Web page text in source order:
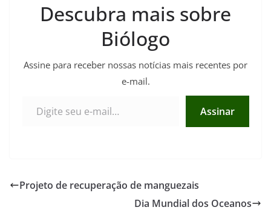
Descubra mais sobre
Biólogo
Assine para receber nossas notícias mais recentes por
e-mail.
Assinar
Projeto de recuperação de manguezais
Dia Mundial dos Oceanos